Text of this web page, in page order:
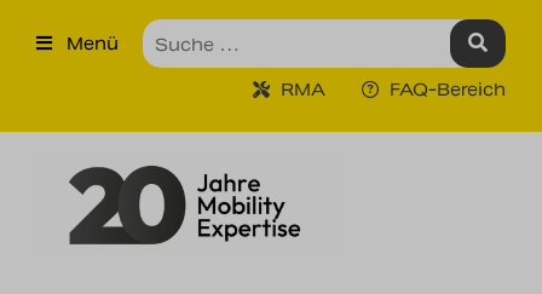
×
Robuste Industrie-Tablet PCs
Ruggedized Industrie
Handhelds
Menü
RMA FAQ-Bereich